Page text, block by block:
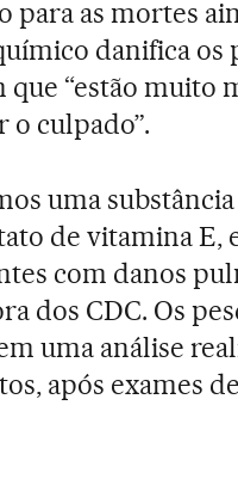
para as mortes
danifica os
que “estão muito
culpado”.
uma
de vitamina E,
com danos
dos CDC. Os
uma análise
após exames